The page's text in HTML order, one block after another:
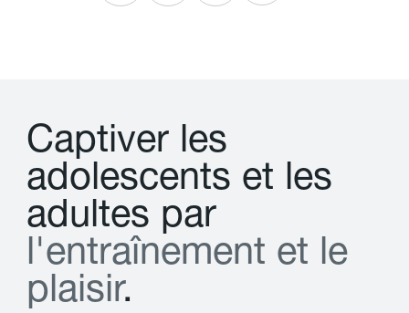
Captiver les
adolescents et les
adultes par
l'entraînement et le
plaisir.